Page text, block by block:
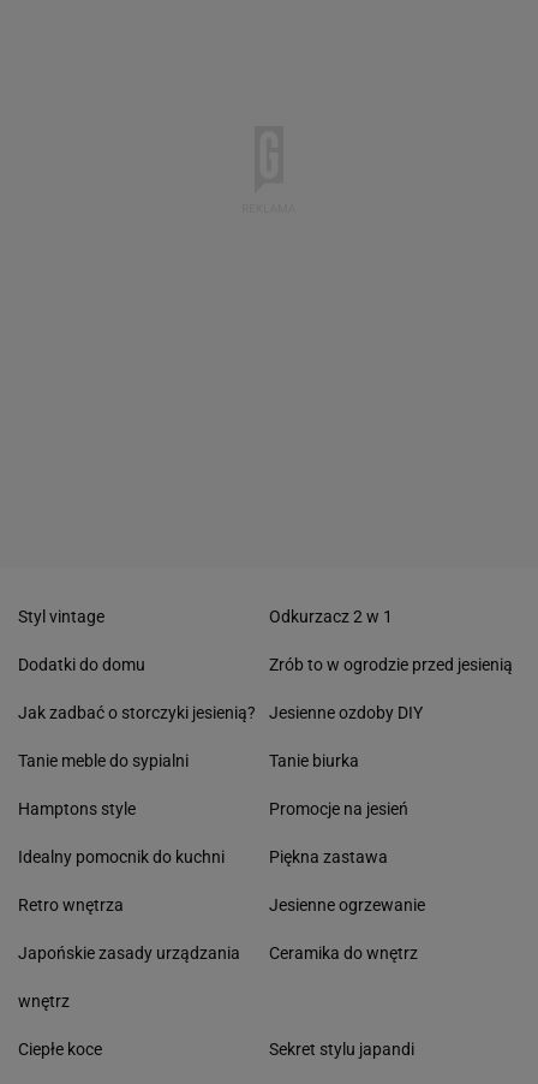
Styl vintage
Dodatki do domu
Jak zadbać o storczyki jesienią?
Tanie meble do sypialni
Hamptons style
Idealny pomocnik do kuchni
Retro wnętrza
Japońskie zasady urządzania
wnętrz
Odkurzacz 2 w 1
Zrób to w ogrodzie przed jesienią
Jesienne ozdoby DIY
Tanie biurka
Promocje na jesień
Piękna zastawa
Jesienne ogrzewanie
Ceramika do wnętrz
Ciepłe koce Sekret stylu japandi